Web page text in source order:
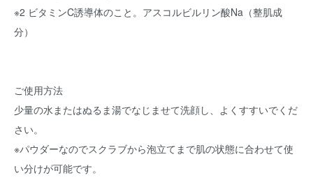
※2 ビタミンC誘導体のこと。アスコルビルリン酸Na（整肌成
分）
ご使用方法
少量の水またはぬるま湯でなじませて洗顔し、よくすすいでくだ
さい。
※パウダーなのでスクラブから泡立てまで肌の状態に合わせて使
い分けが可能です。